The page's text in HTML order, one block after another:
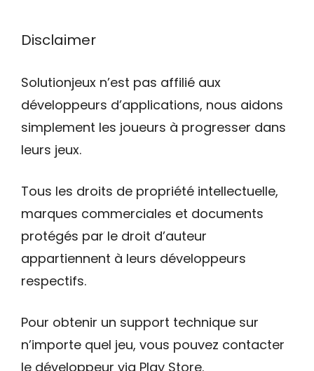
Disclaimer
Solutionjeux n’est pas affilié aux
développeurs d’applications, nous aidons
simplement les joueurs à progresser dans
leurs jeux.
Tous les droits de propriété intellectuelle,
marques commerciales et documents
protégés par le droit d’auteur
appartiennent à leurs développeurs
respectifs.
Pour obtenir un support technique sur
n’importe quel jeu, vous pouvez contacter
le développeur via Play Store.